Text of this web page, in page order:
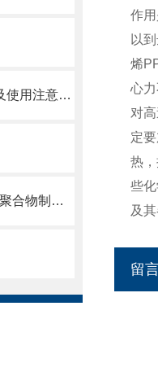
C31597离心管的基本特点及使用注意事项
贝克曼离心管采用高强度的聚合物制造，具有优良的耐酸碱性
作
以
烯
心
对
定
热
些
及
留